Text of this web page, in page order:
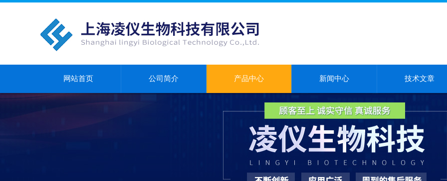
网站首页 公司简介 产品中心 新闻中心 技术文章